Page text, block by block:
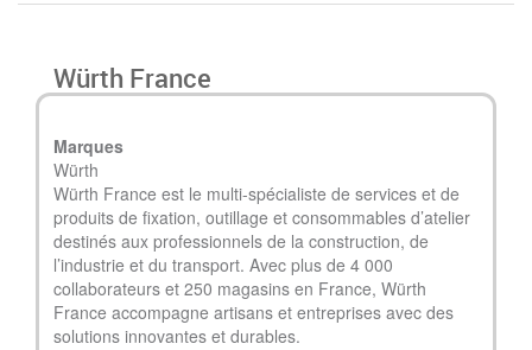
Würth France
Marques
Würth
Würth France est le multi-spécialiste de services et de
produits de fixation, outillage et consommables d’atelier
destinés aux professionnels de la construction, de
l’industrie et du transport. Avec plus de 4 000
collaborateurs et 250 magasins en France, Würth
France accompagne artisans et entreprises avec des
solutions innovantes et durables.